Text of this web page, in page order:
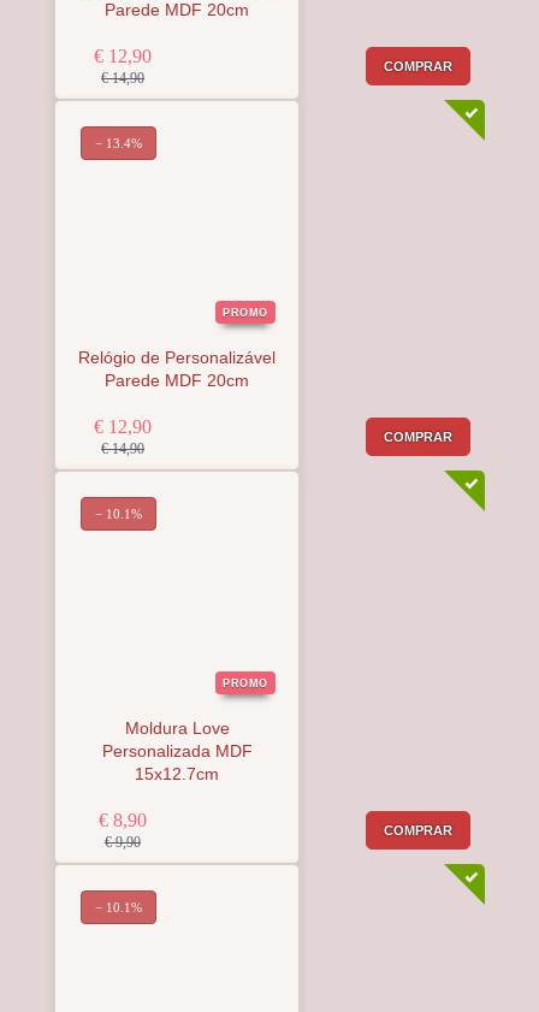
Parede MDF 20cm
€ 12,90
€ 14,90
COMPRAR
PROMO
Relógio de Personalizável
Parede MDF 20cm
€ 12,90
€ 14,90
COMPRAR
− 13.4%
PROMO
Moldura Love
Personalizada MDF
15x12.7cm
€ 8,90
€ 9,90
COMPRAR
− 10.1%
− 10.1%